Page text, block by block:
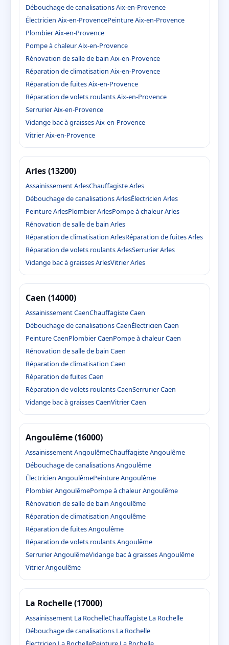
Débouchage de canalisations Aix-en-Provence
Électricien Aix-en-ProvencePeinture Aix-en-Provence
Plombier Aix-en-Provence
Pompe à chaleur Aix-en-Provence
Rénovation de salle de bain Aix-en-Provence
Réparation de climatisation Aix-en-Provence
Réparation de fuites Aix-en-Provence
Réparation de volets roulants Aix-en-Provence
Serrurier Aix-en-Provence
Vidange bac à graisses Aix-en-Provence
Vitrier Aix-en-Provence
Arles (13200)
Assainissement ArlesChauffagiste Arles
Débouchage de canalisations ArlesÉlectricien Arles
Peinture ArlesPlombier ArlesPompe à chaleur Arles
Rénovation de salle de bain Arles
Réparation de climatisation ArlesRéparation de fuites Arles
Réparation de volets roulants ArlesSerrurier Arles
Vidange bac à graisses ArlesVitrier Arles
Caen (14000)
Assainissement CaenChauffagiste Caen
Débouchage de canalisations CaenÉlectricien Caen
Peinture CaenPlombier CaenPompe à chaleur Caen
Rénovation de salle de bain Caen
Réparation de climatisation Caen
Réparation de fuites Caen
Réparation de volets roulants CaenSerrurier Caen
Vidange bac à graisses CaenVitrier Caen
Angoulême (16000)
Assainissement AngoulêmeChauffagiste Angoulême
Débouchage de canalisations Angoulême
Électricien AngoulêmePeinture Angoulême
Plombier AngoulêmePompe à chaleur Angoulême
Rénovation de salle de bain Angoulême
Réparation de climatisation Angoulême
Réparation de fuites Angoulême
Réparation de volets roulants Angoulême
Serrurier AngoulêmeVidange bac à graisses Angoulême
Vitrier Angoulême
La Rochelle (17000)
Assainissement La RochelleChauffagiste La Rochelle
Débouchage de canalisations La Rochelle